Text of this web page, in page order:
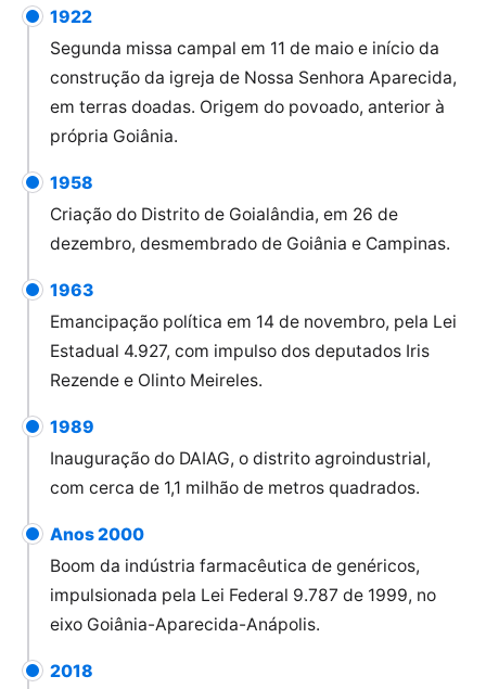
1922
Segunda missa campal em 11 de maio e início da
construção da igreja de Nossa Senhora Aparecida,
em terras doadas. Origem do povoado, anterior à
própria Goiânia.
1958
Criação do Distrito de Goialândia, em 26 de
dezembro, desmembrado de Goiânia e Campinas.
1963
Emancipação política em 14 de novembro, pela Lei
Estadual 4.927, com impulso dos deputados Iris
Rezende e Olinto Meireles.
1989
Inauguração do DAIAG, o distrito agroindustrial,
com cerca de 1,1 milhão de metros quadrados.
Anos 2000
Boom da indústria farmacêutica de genéricos,
impulsionada pela Lei Federal 9.787 de 1999, no
eixo Goiânia-Aparecida-Anápolis.
2018